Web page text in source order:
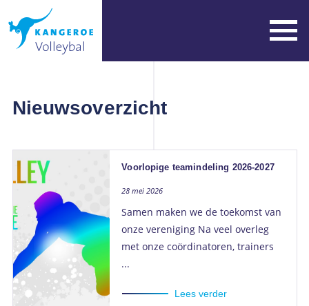
Nieuwsoverzicht
Voorlopige teamindeling 2026-2027
28 mei 2026
Samen maken we de toekomst van
onze vereniging Na veel overleg
met onze coördinatoren, trainers
...
Lees verder